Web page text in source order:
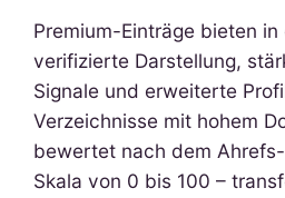
Premium-Einträge bieten in
verifizierte Darstellung,
Signale und erweiterte
Verzeichnisse mit hohem
bewertet nach dem
Skala von 0 bis 100 –